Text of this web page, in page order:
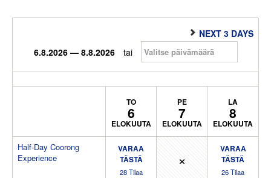
NEXT 3 DAYS
6.8.2026 — 8.8.2026
tai
TO
6
ELOKUUTA
PE
7
ELOKUUTA
LA
8
ELOKUUTA
Half-Day Coorong
Experience
VARAA
TÄSTÄ
28Tilaa
×
VARAA
TÄSTÄ
26Tilaa